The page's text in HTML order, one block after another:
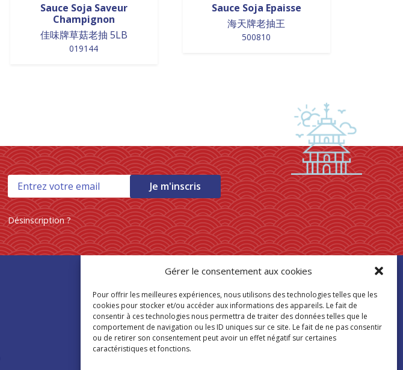
Gérer le consentement aux cookies
Pour offrir les meilleures expériences, nous utilisons des technologies telles que les
cookies pour stocker et/ou accéder aux informations des appareils. Le fait de
consentir à ces technologies nous permettra de traiter des données telles que le
comportement de navigation ou les ID uniques sur ce site. Le fait de ne pas consentir
ou de retirer son consentement peut avoir un effet négatif sur certaines
caractéristiques et fonctions.
Sauce Soja Saveur
Champignon
佳味牌草菇老抽 5LB
019144
Sauce Soja Epaisse
海天牌老抽王
500810
Je m'inscris
Désinscription ?
Trouver mon
magasin Paris Store
Où nous trouver